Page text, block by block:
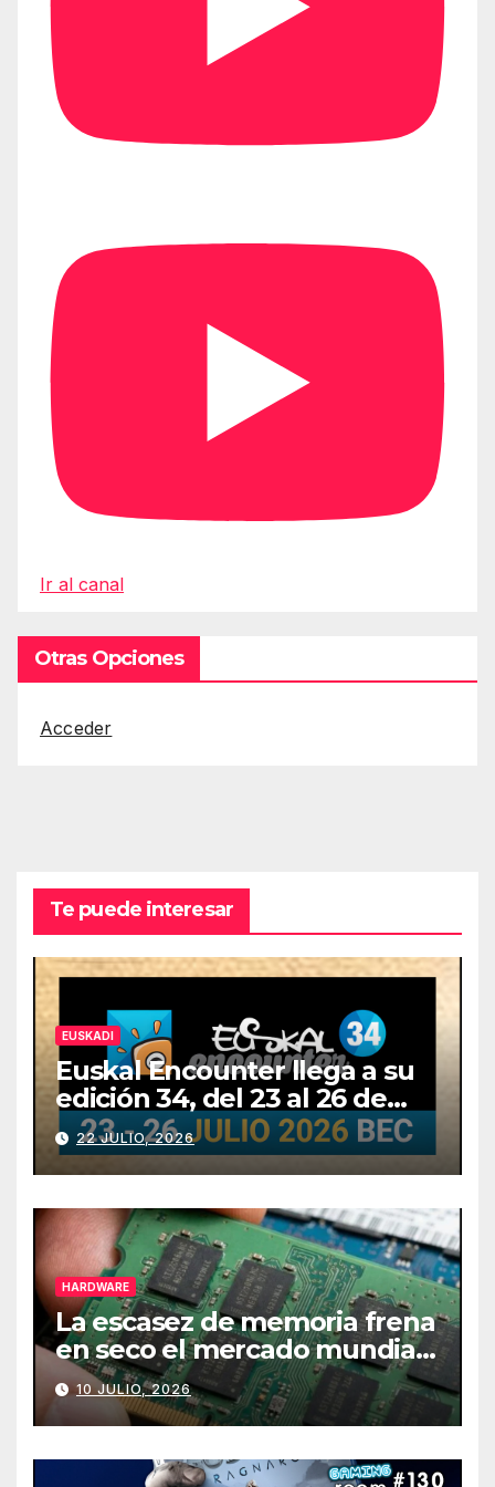
Ir al canal
Otras Opciones
Acceder
Te puede interesar
EUSKADI
Euskal Encounter llega a su
edición 34, del 23 al 26 de
julio
22 JULIO, 2026
HARDWARE
La escasez de memoria frena
en seco el mercado mundial
de PCs
10 JULIO, 2026